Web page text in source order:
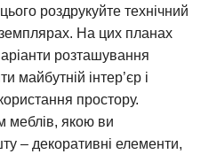
роздрукуйте технічний
На цих планах
розташування
майбутній інтер’єр і
простору.
меблів, якою ви
– декоративні елементи,